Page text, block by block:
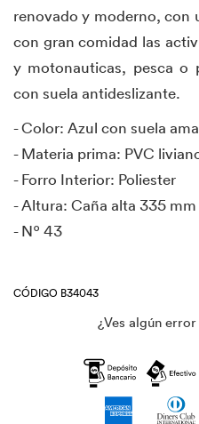
renovado y moderno, con
con gran comidad las
y motonauticas, pesca o
con suela antideslizante.
- Color: Azul con suela
- Materia prima: PVC
- Forro Interior: Poliester
- Altura: Caña alta 335 mm
- Nº 43
CÓDIGO B34043
¿Ves algún